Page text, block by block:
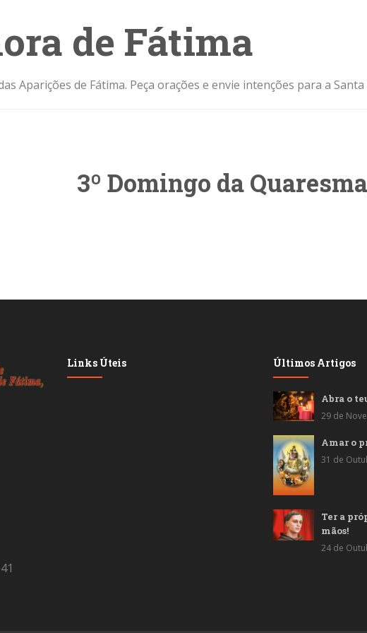
de Fátima
Aparições de Fátima. Peça orações e envie intenções para a
3º Domingo da
Links Úteis Últimos Artigos
Abra o
29 de
Amar o
31 de
Ter a
mãos!
24 de